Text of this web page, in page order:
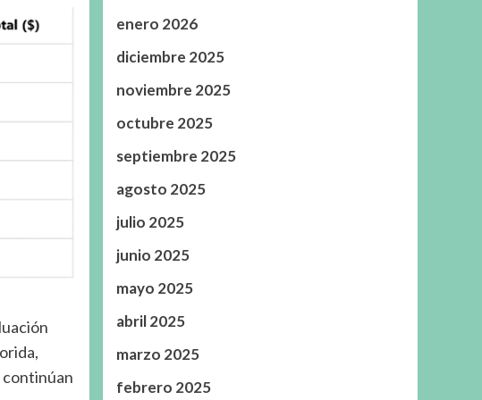
continúan
enero 2026
diciembre 2025
noviembre 2025
octubre 2025
septiembre 2025
agosto 2025
julio 2025
junio 2025
mayo 2025
abril 2025
marzo 2025
febrero 2025